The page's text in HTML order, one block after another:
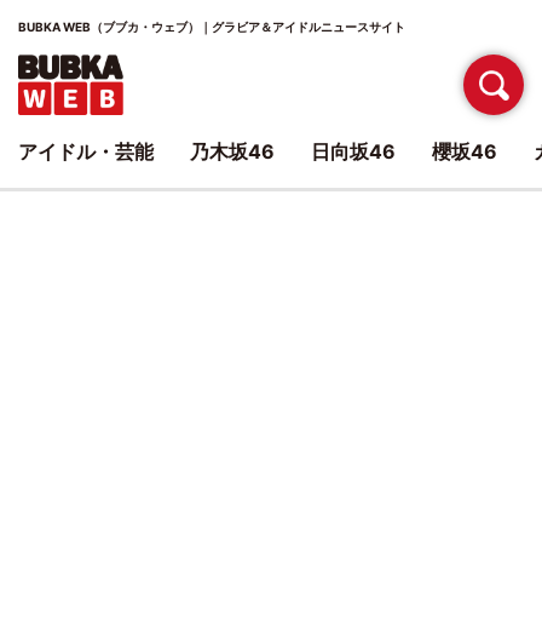
BUBKA WEB（ブブカ・ウェブ）｜グラビア＆アイドルニュースサイト
アイドル・芸能 乃木坂46 日向坂46 櫻坂46